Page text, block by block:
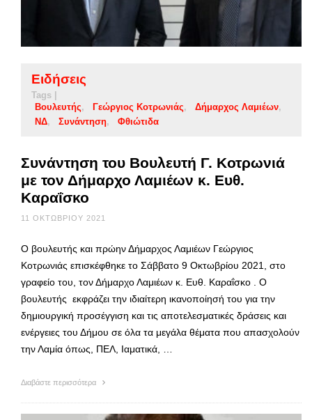
Ειδήσεις
Tags |
Βουλευτής
Γεώργιος Κοτρωνιάς
Δήμαρχος Λαμιέων
ΝΔ
Συνάντηση Φθιώτιδα
Συνάντηση του Βουλευτή Γ. Κοτρωνιά
με τον Δήμαρχο Λαμιέων κ. Ευθ.
Καραΐσκο
11 ΟΚΤΩΒΡΊΟΥ 2021
O βουλευτής και πρώην Δήμαρχος Λαμιέων Γεώργιος
Κοτρωνιάς επισκέφθηκε το Σάββατο 9 Οκτωβρίου 2021, στο
γραφείο του, τον Δήμαρχο Λαμιέων κ. Ευθ. Καραΐσκο . Ο
βουλευτής εκφράζει την ιδιαίτερη ικανοποίησή του για την
δημιουργική προσέγγιση και τις αποτελεσματικές δράσεις και
ενέργειες του Δήμου σε όλα τα μεγάλα θέματα που απασχολούν
την Λαμία όπως, ΠΕΛ, Ιαματικά, …
Διαβάστε περισσότερα